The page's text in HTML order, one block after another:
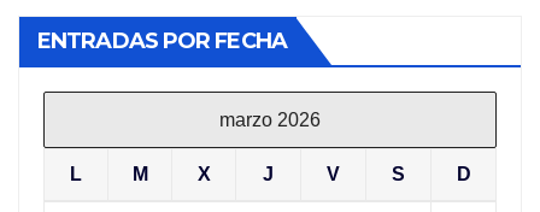
ENTRADAS POR FECHA
marzo 2026
L M X J V S D